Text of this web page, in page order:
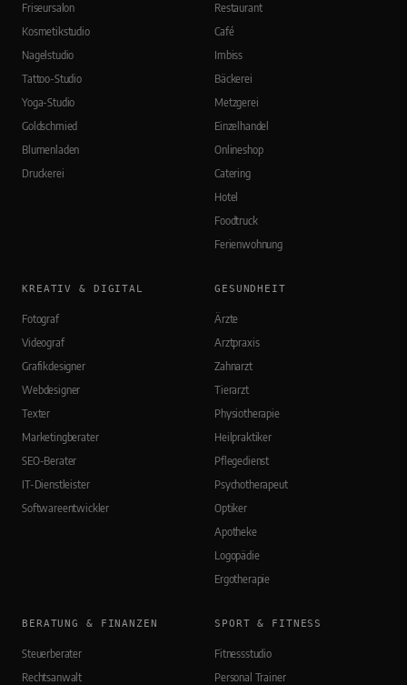
Friseursalon
Kosmetikstudio
Nagelstudio
Tattoo-Studio
Yoga-Studio
Goldschmied
Blumenladen
Druckerei
Restaurant
Café
Imbiss
Bäckerei
Metzgerei
Einzelhandel
Onlineshop
Catering
Hotel
Foodtruck
Ferienwohnung
KREATIV & DIGITAL
Fotograf
Videograf
Grafikdesigner
Webdesigner
Texter
Marketingberater
SEO-Berater
IT-Dienstleister
Softwareentwickler
GESUNDHEIT
Ärzte
Arztpraxis
Zahnarzt
Tierarzt
Physiotherapie
Heilpraktiker
Pflegedienst
Psychotherapeut
Optiker
Apotheke
Logopädie
Ergotherapie
BERATUNG & FINANZEN
Steuerberater
Rechtsanwalt
SPORT & FITNESS
Fitnessstudio
Personal Trainer